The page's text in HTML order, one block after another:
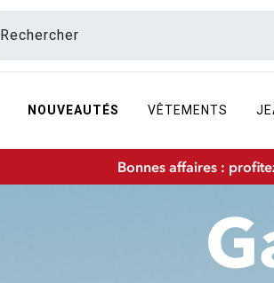
Rechercher
NOUVEAUTÉS VÊTEMENTS
Bonnes affaires :